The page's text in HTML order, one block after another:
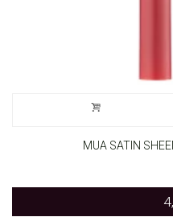
MUA SATIN